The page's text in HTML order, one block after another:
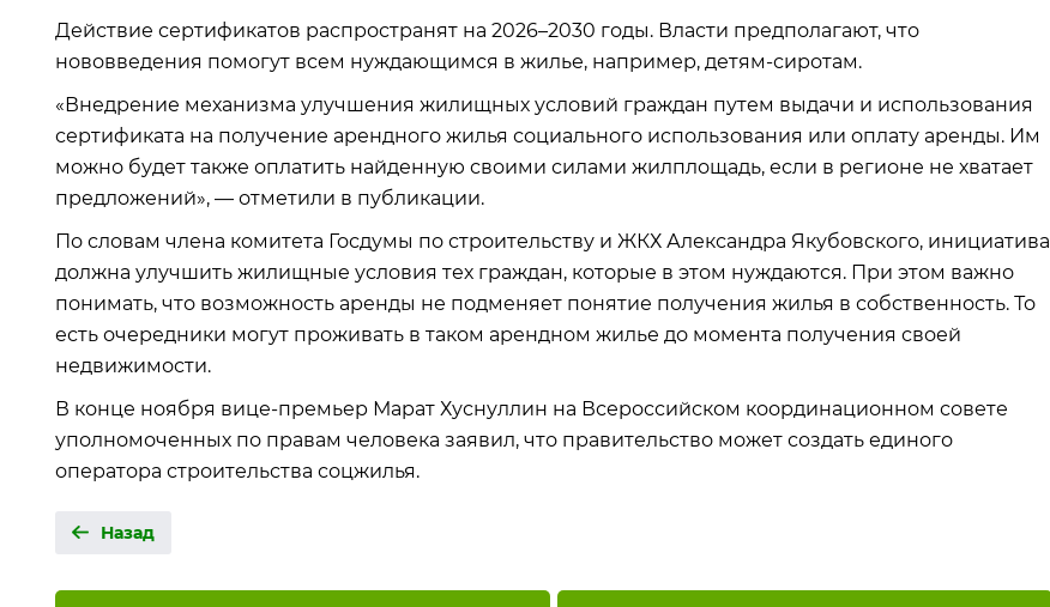
Действие сертификатов распространят на 2026–2030 годы. Власти предполагают, что
нововведения помогут всем нуждающимся в жилье, например, детям-сиротам.
«Внедрение механизма улучшения жилищных условий граждан путем выдачи и использования
сертификата на получение арендного жилья социального использования или оплату аренды. Им
можно будет также оплатить найденную своими силами жилплощадь, если в регионе не хватает
предложений», — отметили в публикации.
По словам члена комитета Госдумы по строительству и ЖКХ Александра Якубовского, инициатива
должна улучшить жилищные условия тех граждан, которые в этом нуждаются. При этом важно
понимать, что возможность аренды не подменяет понятие получения жилья в собственность. То
есть очередники могут проживать в таком арендном жилье до момента получения своей
недвижимости.
В конце ноября вице-премьер Марат Хуснуллин на Всероссийском координационном совете
уполномоченных по правам человека заявил, что правительство может создать единого
оператора строительства соцжилья.
Назад